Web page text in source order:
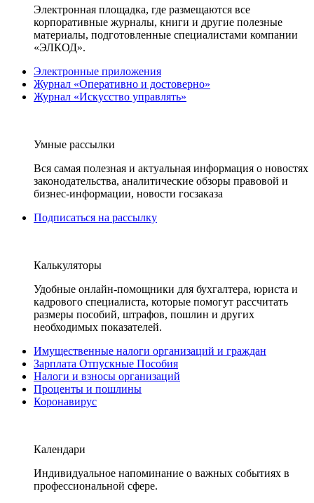
Электронная площадка, где размещаются все
корпоративные журналы, книги и другие полезные
материалы, подготовленные специалистами компании
«ЭЛКОД».
Электронные приложения
Журнал «Оперативно и достоверно»
Журнал «Искусство управлять»
Умные рассылки
Вся самая полезная и актуальная информация о новостях
законодательства, аналитические обзоры правовой и
бизнес-информации, новости госзаказа
Подписаться на рассылку
Калькуляторы
Удобные онлайн-помощники для бухгалтера, юриста и
кадрового специалиста, которые помогут рассчитать
размеры пособий, штрафов, пошлин и других
необходимых показателей.
Имущественные налоги организаций и граждан
Зарплата Отпускные Пособия
Налоги и взносы организаций
Проценты и пошлины
Коронавирус
Календари
Индивидуальное напоминание о важных событиях в
профессиональной сфере.